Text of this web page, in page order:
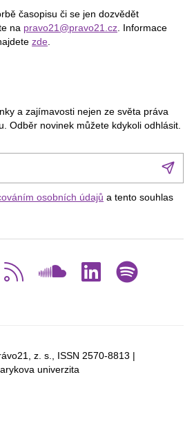
časopisu či se jen dozvědět
na pravo21@pravo21.cz . Informace
zde
a zajímavosti nejen ze světa práva
Odběr novinek můžete kdykoli odhlásit.
osobních údajů a tento souhlas
z. s., ISSN 2570-8813 |
univerzita
RSS